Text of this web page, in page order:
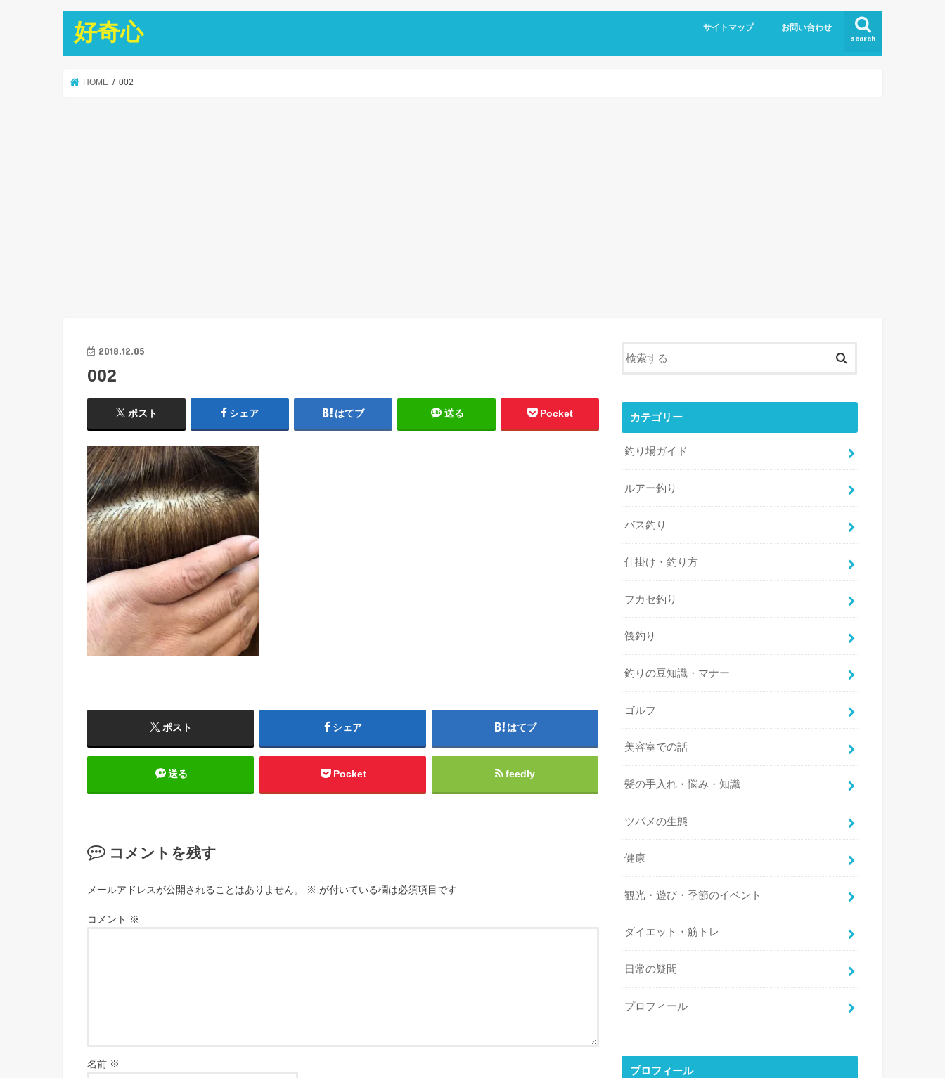
好奇心 search
サイトマップ お問い合わせ
HOME 002
2018.12.05
002
ポスト シェア はてブ 送る Pocket
ポスト シェア はてブ
送る Pocket feedly
コメントを残す
メールアドレスが公開されることはありません。 ※ が付いている欄は必須項目です
コメント ※
名前 ※
カテゴリー
釣り場ガイド
ルアー釣り
バス釣り
仕掛け・釣り方
フカセ釣り
筏釣り
釣りの豆知識・マナー
ゴルフ
美容室での話
髪の手入れ・悩み・知識
ツバメの生態
健康
観光・遊び・季節のイベント
ダイエット・筋トレ
日常の疑問
プロフィール
プロフィール